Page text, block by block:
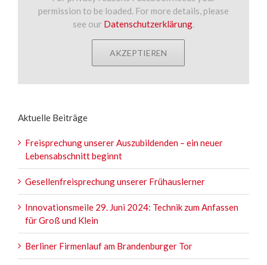
permission to be loaded. For more details, please
see our Datenschutzerklärung.
AKZEPTIEREN
Aktuelle Beiträge
Freisprechung unserer Auszubildenden – ein neuer
Lebensabschnitt beginnt
Gesellenfreisprechung unserer Frühauslerner
Innovationsmeile 29. Juni 2024: Technik zum Anfassen
für Groß und Klein
Berliner Firmenlauf am Brandenburger Tor